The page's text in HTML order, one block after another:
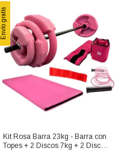
Envío gratis
Kit Rosa Barra 23kg - Barra con
Topes + 2 Discos 7kg + 2 Discos